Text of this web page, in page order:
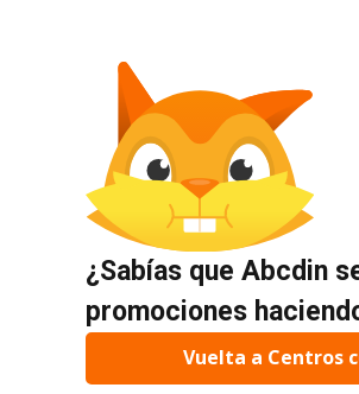
¿Sabías que Abcdin
promociones
Vuelta a Centros